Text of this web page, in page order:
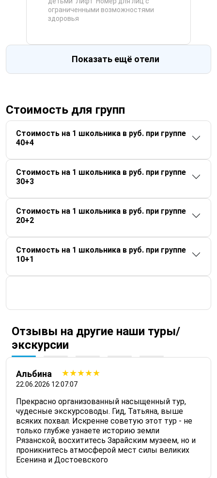
ограниченными возможностями
здоровья
Показать ещё отели
Стоимость для групп
Стоимость на 1 школьника в руб. при группе
40+4
Стоимость на 1 школьника в руб. при группе
30+3
Стоимость на 1 школьника в руб. при группе
20+2
Стоимость на 1 школьника в руб. при группе
10+1
Отзывы на другие наши туры/
экскурсии
Альбина 5 из 5
22.06.2026 12:07:07
Прекрасно организованный насыщенный тур,
чудесные экскурсоводы. Гид, Татьяна, выше
всяких похвал. Искренне советую этот тур - не
только глубже узнаете историю земли
Рязанской, восхититесь Зарайским музеем, но и
проникнитесь атмосферой мест силы великих
Есенина и Достоевского